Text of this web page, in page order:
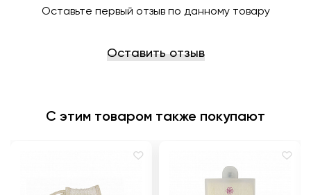
Оставьте первый отзыв по данному товару
Оставить отзыв
С этим товаром также покупают